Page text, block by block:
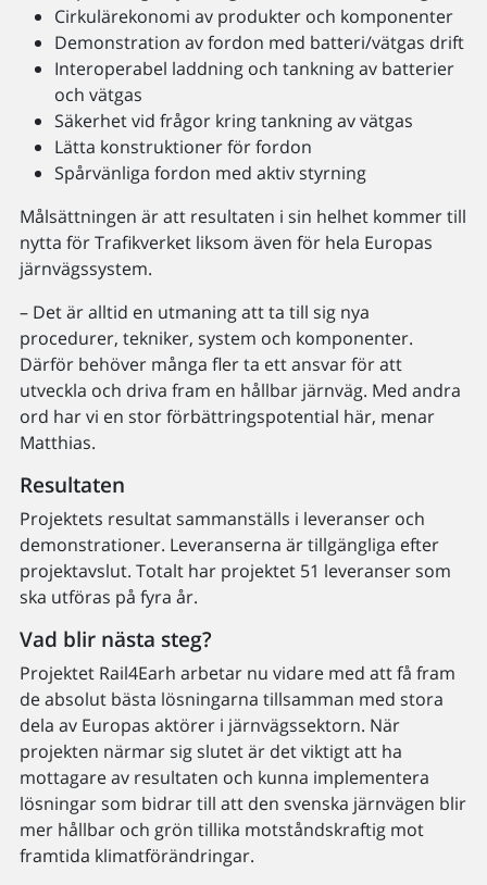
Cirkulärekonomi av produkter och komponenter
Demonstration av fordon med batteri/vätgas drift
Interoperabel laddning och tankning av batterier
och vätgas
Säkerhet vid frågor kring tankning av vätgas
Lätta konstruktioner för fordon
Spårvänliga fordon med aktiv styrning
Målsättningen är att resultaten i sin helhet kommer till
nytta för Trafikverket liksom även för hela Europas
järnvägssystem.
– Det är alltid en utmaning att ta till sig nya
procedurer, tekniker, system och komponenter.
Därför behöver många fler ta ett ansvar för att
utveckla och driva fram en hållbar järnväg. Med andra
ord har vi en stor förbättringspotential här, menar
Matthias.
Resultaten
Projektets resultat sammanställs i leveranser och
demonstrationer. Leveranserna är tillgängliga efter
projektavslut. Totalt har projektet 51 leveranser som
ska utföras på fyra år.
Vad blir nästa steg?
Projektet Rail4Earh arbetar nu vidare med att få fram
de absolut bästa lösningarna tillsamman med stora
dela av Europas aktörer i järnvägssektorn. När
projekten närmar sig slutet är det viktigt att ha
mottagare av resultaten och kunna implementera
lösningar som bidrar till att den svenska järnvägen blir
mer hållbar och grön tillika motståndskraftig mot
framtida klimatförändringar.